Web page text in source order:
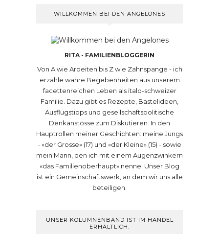
WILLKOMMEN BEI DEN ANGELONES
RITA - FAMILIENBLOGGERIN
Von A wie Arbeiten bis Z wie Zahnspange - ich
erzähle wahre Begebenheiten aus unserem
facettenreichen Leben als italo-schweizer
Familie. Dazu gibt es Rezepte, Bastelideen,
Ausflugstipps und gesellschaftspolitische
Denkanstösse zum Diskutieren. In den
Hauptrollen meiner Geschichten: meine Jungs
- «der Grosse» (17) und «der Kleine» (15) - sowie
mein Mann, den ich mit einem Augenzwinkern
«das Familienoberhaupt» nenne. Unser Blog
ist ein Gemeinschaftswerk, an dem wir uns alle
beteiligen.
UNSER KOLUMNENBAND IST IM HANDEL
ERHÄLTLICH.